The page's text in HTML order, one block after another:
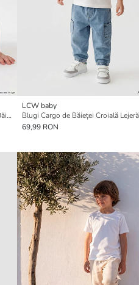
Set Salopete din Blugi și Tricou pentru Băieței
LCW baby
Blugi Cargo de Băieței Croială Lejeră
69,99 RON